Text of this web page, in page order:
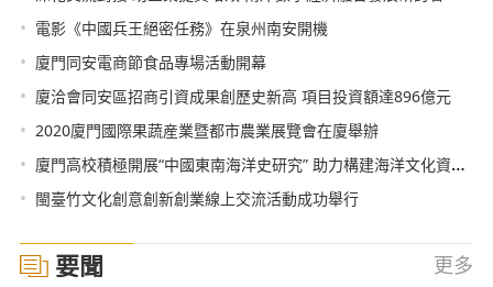
• 電影《中國兵王絕密任務》在泉州南安開機
• 廈門同安電商節食品專場活動開幕
• 廈洽會同安區招商引資成果創歷史新高 項目投資額達896億元
• 2020廈門國際果蔬産業暨都市農業展覽會在廈舉辦
• 廈門高校積極開展“中國東南海洋史研究” 助力構建海洋文化資源的“歷史圖譜”
• 閩臺竹文化創意創新創業線上交流活動成功舉行
要聞 更多